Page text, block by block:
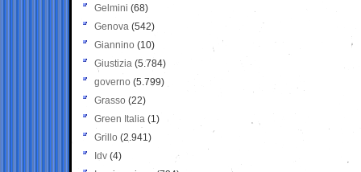
Gelmini (68)
Genova (542)
Giannino (10)
Giustizia (5.784)
governo (5.799)
Grasso (22)
Green Italia (1)
Grillo (2.941)
Idv (4)